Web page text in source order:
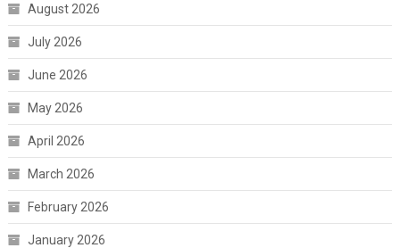
August 2026
July 2026
June 2026
May 2026
April 2026
March 2026
February 2026
January 2026